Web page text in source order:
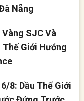
Nẵng
SJC Và
Giới Hướng
8: Dầu Thế Giới